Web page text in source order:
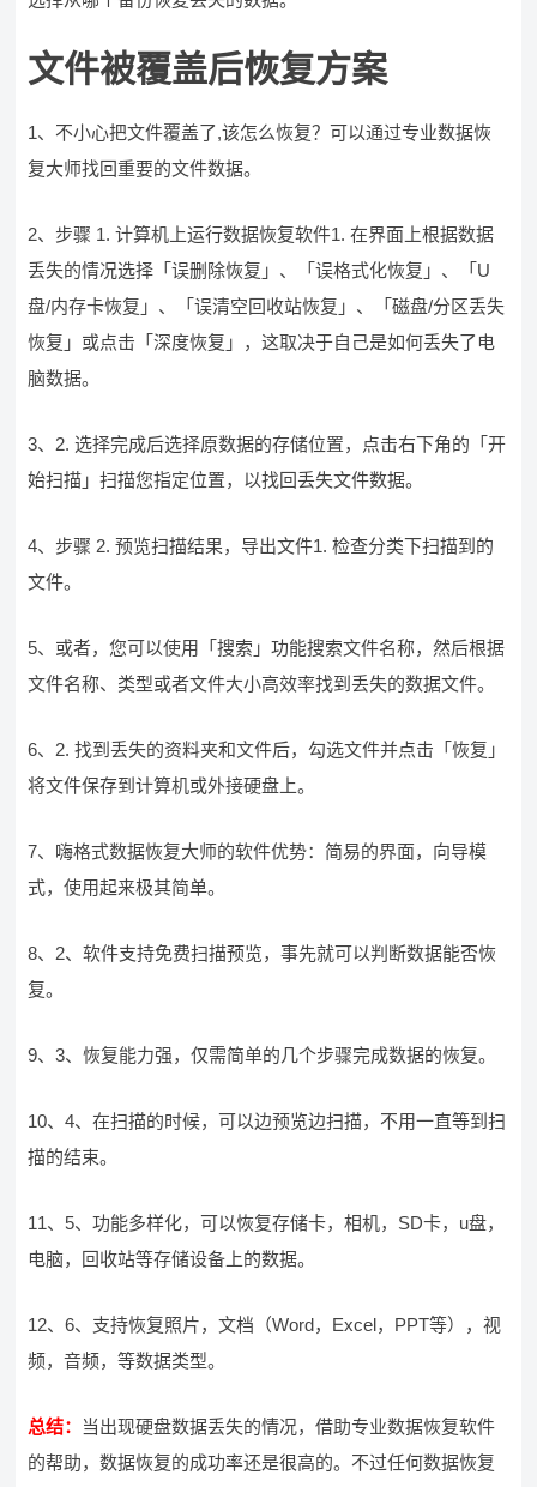
文件被覆盖后恢复方案
1、不小心把文件覆盖了,该怎么恢复？可以通过专业数据恢
复大师找回重要的文件数据。
2、步骤 1. 计算机上运行数据恢复软件1. 在界面上根据数据
丢失的情况选择「误删除恢复」、「误格式化恢复」、「U
盘/内存卡恢复」、「误清空回收站恢复」、「磁盘/分区丢失
恢复」或点击「深度恢复」，这取决于自己是如何丢失了电
脑数据。
3、2. 选择完成后选择原数据的存储位置，点击右下角的「开
始扫描」扫描您指定位置，以找回丢失文件数据。
4、步骤 2. 预览扫描结果，导出文件1. 检查分类下扫描到的
文件。
5、或者，您可以使用「搜索」功能搜索文件名称，然后根据
文件名称、类型或者文件大小高效率找到丢失的数据文件。
6、2. 找到丢失的资料夹和文件后，勾选文件并点击「恢复」
将文件保存到计算机或外接硬盘上。
7、嗨格式数据恢复大师的软件优势：简易的界面，向导模
式，使用起来极其简单。
8、2、软件支持免费扫描预览，事先就可以判断数据能否恢
复。
9、3、恢复能力强，仅需简单的几个步骤完成数据的恢复。
10、4、在扫描的时候，可以边预览边扫描，不用一直等到扫
描的结束。
11、5、功能多样化，可以恢复存储卡，相机，SD卡，u盘，
电脑，回收站等存储设备上的数据。
12、6、支持恢复照片，文档（Word，Excel，PPT等），视
频，音频，等数据类型。
总结： 当出现硬盘数据丢失的情况，借助专业数据恢复软件
的帮助，数据恢复的成功率还是很高的。不过任何数据恢复